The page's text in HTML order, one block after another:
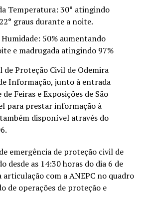
Temperatura: 30° atingindo
graus durante a noite.
50% aumentando
e madrugada atingindo 97%
de Proteção Civil de Odemira
Informação, junto à entrada
Feiras e Exposições de São
para prestar informação à
disponível através do
emergência de proteção civil de
desde as 14:30 horas do dia 6 de
com a ANEPC no quadro
de operações de proteção e